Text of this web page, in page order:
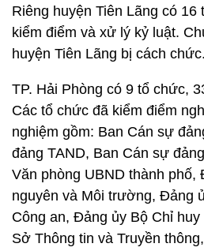
Riêng huyện Tiên Lãng có 16
kiểm điểm và xử lý kỷ luật.
huyện Tiên Lãng bị cách chức.
TP. Hải Phòng có 9 tổ chức,
Các tổ chức đã kiểm điểm
nghiệm gồm: Ban Cán sự
đảng TAND, Ban Cán sự
Văn phòng UBND thành phố,
nguyên và Môi trường, Đảng
Công an, Đảng ủy Bộ Chỉ
Sở Thông tin và Truyền